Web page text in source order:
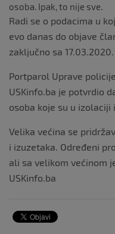
osoba. Ipak, to nije sve.
Radi se o podacima u
evo danas do objave
zaključno sa 17.03.2020.
Portparol Uprave
USKinfo.ba je potvrdio
osoba koje su u izolaciji
Velika većina se
i izuzetaka. Određeni
ali sa velikom većinom
USKinfo.ba